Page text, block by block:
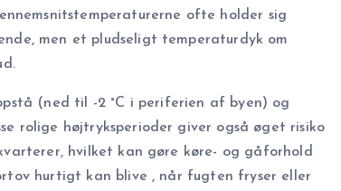
ofte holder sig
men et pludseligt temperaturdyk om
(ned til -2 °C i periferien af byen) og
rolige højtryksperioder giver også øget risiko
hvilket kan gøre køre- og gåforhold
hurtigt kan blive , når fugten fryser eller